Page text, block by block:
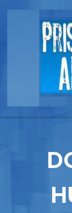
Buscador
Documentos
Columnistas